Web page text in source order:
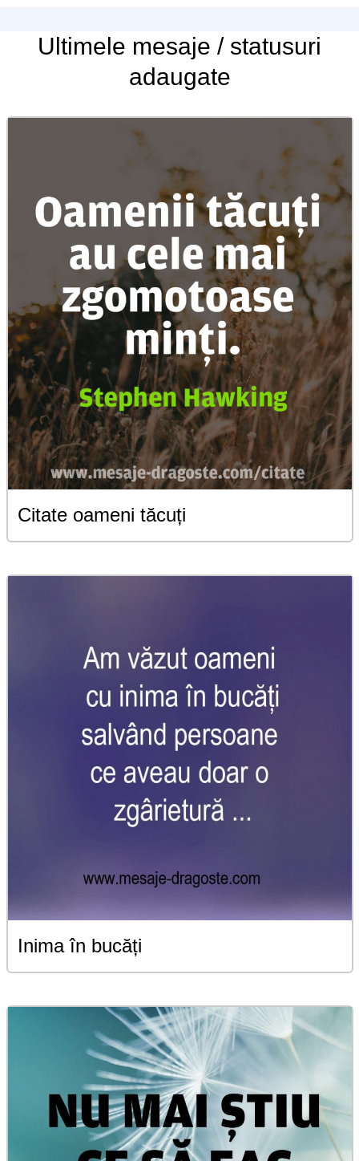
Ultimele mesaje / statusuri
adaugate
Citate oameni tăcuți
Inima în bucăți